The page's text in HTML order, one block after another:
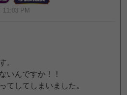
11:03 PM
。
いんですか！！
てしてしまいました。